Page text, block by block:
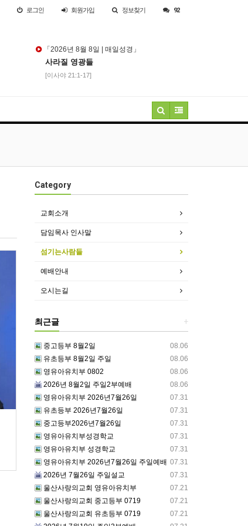
로그인 회원가입 정보찾기 92
「2026년 8월 8일 | 매일성경」
사라질 영광들
[이사야 21:1-17]
Category
교회소개
담임목사 인사말
섬기는사람들
예배안내
오시는길
+
최근글
08.06
중고등부 8월2일
08.06
유초등부 8월2일 주일
08.06
영유아유치부 0802
08.06
2026년 8월2일 주일2부예배
07.31
영유아유치부 2026년7월26일
07.31
유초등부 2026년7월26일
07.31
중고등부2026년7월26일
07.31
영유아유치부성경학교
07.31
영유아유치부 성경학교
07.31
영유아유치부 2026년7월26일 주일예배
07.31
2026년 7월26일 주일설교
07.21
울산사랑의교회 영유아유치부
07.21
울산사랑의교회 중고등부 0719
07.21
울산사랑의교회 유초등부 0719